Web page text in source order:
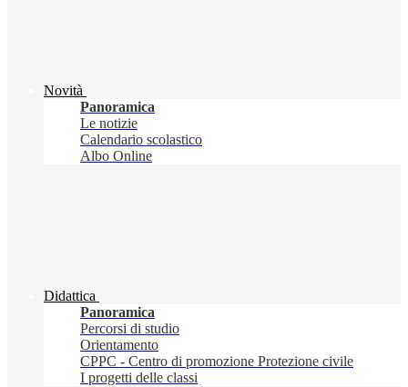
Novità
Panoramica
Le notizie
Calendario scolastico
Albo Online
Didattica
Panoramica
Percorsi di studio
Orientamento
CPPC - Centro di promozione Protezione civile
I progetti delle classi